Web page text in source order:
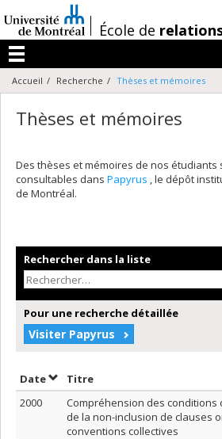
au
contenu
/École de
Menu
Accueil Recherche Thèses et mémoires
Thèses et mémoires
Des thèses et mémoires de nos étudiants
consultables dans Papyrus , le dépôt
de Montréal.
Rechercher dans la liste
Pour une recherche détaillée
Visiter Papyrus
DateTrier par date en ordre croissant
Titre
2000
Compréhension des conditions
de la non-inclusion de clauses
conventions collectives